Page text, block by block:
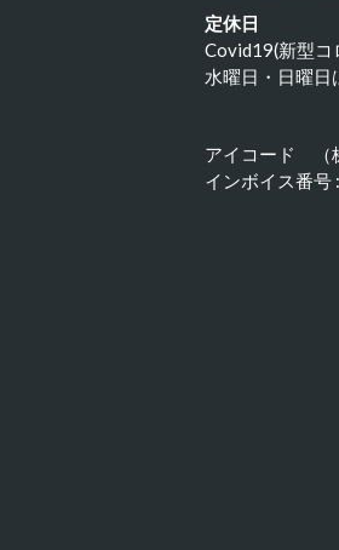
定休日
Covid19(新型コ
水曜日・日曜日
アイコード （
インボイス番